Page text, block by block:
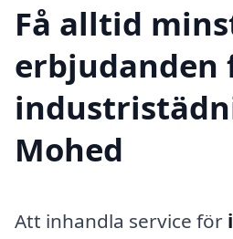
Få alltid
erbjudanden
Mohed
Att inhandla service för